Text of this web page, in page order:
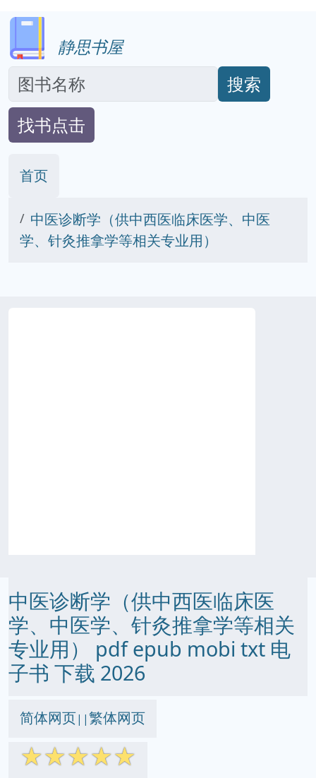
静思书屋
搜索
找书点击
首页
中医诊断学（供中西医临床医学、中医
学、针灸推拿学等相关专业用）
中医诊断学（供中西医临床医
学、中医学、针灸推拿学等相关
专业用） pdf epub mobi txt 电
子书 下载 2026
简体网页||繁体网页
☆☆☆☆☆